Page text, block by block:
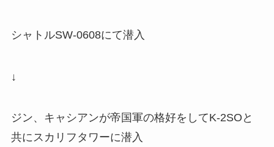
シャトルSW-0608にて潜入
↓
ジン、キャシアンが帝国軍の格好をしてK-2SOと
共にスカリフタワーに潜入